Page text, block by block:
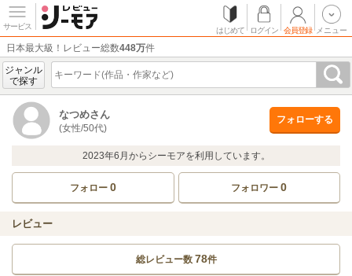
サービス はじめて ログイン 会員登録 メニュー
日本最大級！レビュー総数448万件
ジャンル
で探す
なつめさん
(女性/50代)
フォローする
2023年6月からシーモアを利用しています。
フォロー 0 フォロワー0
レビュー
総レビュー数 78件